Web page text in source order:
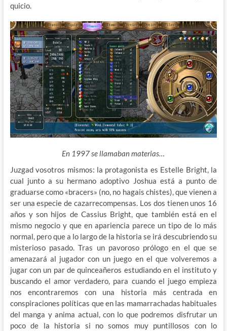
quicio.
En 1997 se llamaban materias…
Juzgad vosotros mismos: la protagonista es Estelle Bright, la
cual junto a su hermano adoptivo Joshua está a punto de
graduarse como «bracers» (no, no hagais chistes), que vienen a
ser una especie de cazarrecompensas. Los dos tienen unos 16
años y son hijos de Cassius Bright, que también está en el
mismo negocio y que en apariencia parece un tipo de lo más
normal, pero que a lo largo de la historia se irá descubriendo su
misterioso pasado. Tras un pavoroso prólogo en el que se
amenazará al jugador con un juego en el que volveremos a
jugar con un par de quinceañeros estudiando en el instituto y
buscando el amor verdadero, para cuando el juego empieza
nos encontraremos con una historia más centrada en
conspiraciones políticas que en las mamarrachadas habituales
del manga y anima actual, con lo que podremos disfrutar un
poco de la historia si no somos muy puntillosos con lo